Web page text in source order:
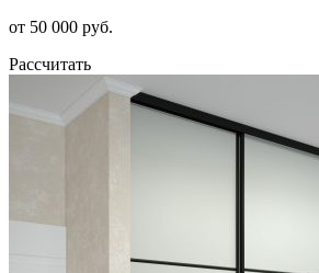
от 50 000 руб.
Рассчитать